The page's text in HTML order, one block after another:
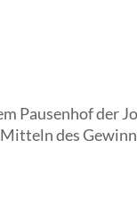
Pausenhof der
Mitteln des